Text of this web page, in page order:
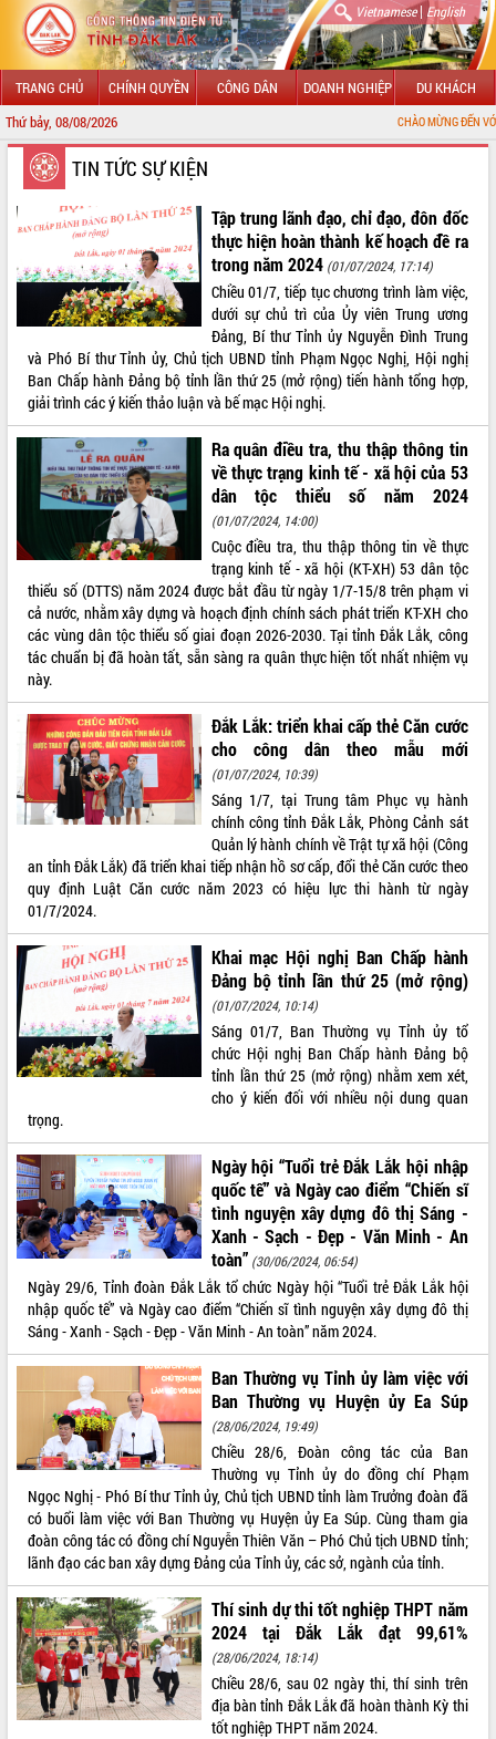
Vietnamese| English
TRANG CHỦ CHÍNH QUYỀN CÔNG DÂN DOANH NGHIỆP DU KHÁCH
Thứ bảy, 08/08/2026 CHÀO MỪNG ĐẾN VỚI CỔNG
GIỚI THIỆU
LÃNH ĐẠO UBND TỈNH
TIN TỨC SỰ KIỆN
SỞ, BAN, NGÀNH
THÔNG TIN CHỈ ĐẠO ĐIỀU HÀNH
HỆ THỐNG VĂN BẢN
VĂN BẢN HĐND TỈNH
ĐIỂM TIN VĂN BẢN
VIDEO
Loading the player...
Khám bệnh, cấp phát thuốc miễn phí
và tặng quà người dân xã Cư Pui
Hội nghị UBND tỉnh Đắk Lắk thường kỳ
tháng 7/2026
Lễ truy tặng danh hiệu “Bà Mẹ Việt
Nam Anh hùng” và trao Huân chương
Lao động
UBND tỉnh Đắk Lắk triển khai nhiệm
vụ 6 tháng cuối năm 2026
Kỳ họp thứ Hai, Hội đồng nhân dân
tỉnh khóa XI quyết nghị nhiều nội dung
quan trọng
Bí thư Tỉnh ủy Lương Nguyễn Minh
Triết thăm, tặng quà người có công với
cách mạng
Rà soát, hoàn thiện hệ thống thiết chế
văn hóa, thể thao đáp ứng yêu cầu
phát triển mới
Thường trực HĐND tỉnh Đắk Lắk gặp
mặt Đoàn chuyên gia y tế TP. Hồ Chí
Lễ truy điệu và an táng hài cốt liệt sĩ
tại Nghĩa trang Liệt sĩ xã Sơn Hòa
Bàn giải pháp tháo gỡ khó khăn trong
xuất khẩu sầu riêng và triển khai quy
định EUDR
ALBUM ẢNH
LIÊN KẾT WEB
THỐNG KÊ TRUY CẬP
Hôm nay: 22580
Tất cả: 66067903
TIN TỨC SỰ KIỆN
Tập trung lãnh đạo, chỉ đạo, đôn đốc
thực hiện hoàn thành kế hoạch đề ra
trong năm 2024 (01/07/2024, 17:14)
Chiều 01/7, tiếp tục chương trình làm việc,
dưới sự chủ trì của Ủy viên Trung ương
Đảng, Bí thư Tỉnh ủy Nguyễn Đình Trung
và Phó Bí thư Tỉnh ủy, Chủ tịch UBND tỉnh Phạm Ngọc Nghị, Hội nghị
Ban Chấp hành Đảng bộ tỉnh lần thứ 25 (mở rộng) tiến hành tổng hợp,
giải trình các ý kiến thảo luận và bế mạc Hội nghị.
Ra quân điều tra, thu thập thông tin
về thực trạng kinh tế - xã hội của 53
dân tộc thiểu số năm 2024
(01/07/2024, 14:00)
Cuộc điều tra, thu thập thông tin về thực
trạng kinh tế - xã hội (KT-XH) 53 dân tộc
thiểu số (DTTS) năm 2024 được bắt đầu từ ngày 1/7-15/8 trên phạm vi
cả nước, nhằm xây dựng và hoạch định chính sách phát triển KT-XH cho
các vùng dân tộc thiểu số giai đoạn 2026-2030. Tại tỉnh Đắk Lắk, công
tác chuẩn bị đã hoàn tất, sẵn sàng ra quân thực hiện tốt nhất nhiệm vụ
này.
Đắk Lắk: triển khai cấp thẻ Căn cước
cho công dân theo mẫu mới
(01/07/2024, 10:39)
Sáng 1/7, tại Trung tâm Phục vụ hành
chính công tỉnh Đắk Lắk, Phòng Cảnh sát
Quản lý hành chính về Trật tự xã hội (Công
an tỉnh Đắk Lắk) đã triển khai tiếp nhận hồ sơ cấp, đổi thẻ Căn cước theo
quy định Luật Căn cước năm 2023 có hiệu lực thi hành từ ngày
01/7/2024.
Khai mạc Hội nghị Ban Chấp hành
Đảng bộ tỉnh lần thứ 25 (mở rộng)
(01/07/2024, 10:14)
Sáng 01/7, Ban Thường vụ Tỉnh ủy tổ
chức Hội nghị Ban Chấp hành Đảng bộ
tỉnh lần thứ 25 (mở rộng) nhằm xem xét,
cho ý kiến đối với nhiều nội dung quan
trọng.
Ngày hội “Tuổi trẻ Đắk Lắk hội nhập
quốc tế” và Ngày cao điểm “Chiến sĩ
tình nguyện xây dựng đô thị Sáng -
Xanh - Sạch - Đẹp - Văn Minh - An
toàn” (30/06/2024, 06:54)
Ngày 29/6, Tỉnh đoàn Đắk Lắk tổ chức Ngày hội “Tuổi trẻ Đắk Lắk hội
nhập quốc tế” và Ngày cao điểm “Chiến sĩ tình nguyện xây dựng đô thị
Sáng - Xanh - Sạch - Đẹp - Văn Minh - An toàn” năm 2024.
Ban Thường vụ Tỉnh ủy làm việc với
Ban Thường vụ Huyện ủy Ea Súp
(28/06/2024, 19:49)
Chiều 28/6, Đoàn công tác của Ban
Thường vụ Tỉnh ủy do đồng chí Phạm
Ngọc Nghị - Phó Bí thư Tỉnh ủy, Chủ tịch UBND tỉnh làm Trưởng đoàn đã
có buổi làm việc với Ban Thường vụ Huyện ủy Ea Súp. Cùng tham gia
đoàn công tác có đồng chí Nguyễn Thiên Văn – Phó Chủ tịch UBND tỉnh;
lãnh đạo các ban xây dựng Đảng của Tỉnh ủy, các sở, ngành của tỉnh.
Thí sinh dự thi tốt nghiệp THPT năm
2024 tại Đắk Lắk đạt 99,61%
(28/06/2024, 18:14)
Chiều 28/6, sau 02 ngày thi, thí sinh trên
địa bàn tỉnh Đắk Lắk đã hoàn thành Kỳ thi
tốt nghiệp THPT năm 2024.